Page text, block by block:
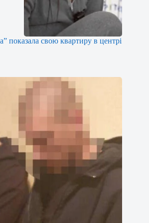
показала свою квартиру в центрі